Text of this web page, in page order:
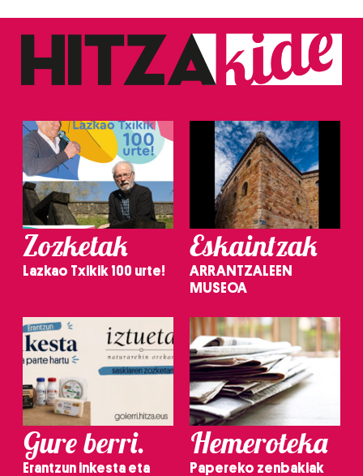
Zozketak
Lazkao Txikik 100 urte!
Eskaintzak
ARRANTZALEEN
MUSEOA
Gure berri.
Erantzun inkesta eta
Hemeroteka
Papereko zenbakiak